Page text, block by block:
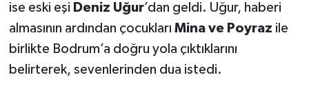
ise eski eşi Deniz Uğur’dan geldi. Uğur, haberi
almasının ardından çocukları Mina ve Poyraz ile
birlikte Bodrum’a doğru yola çıktıklarını
belirterek, sevenlerinden dua istedi.